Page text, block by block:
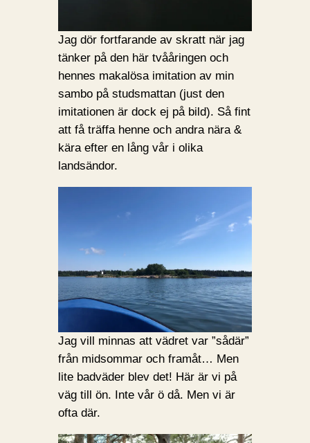
Jag dör fortfarande av skratt när jag
tänker på den här tvååringen och
hennes makalösa imitation av min
sambo på studsmattan (just den
imitationen är dock ej på bild). Så fint
att få träffa henne och andra nära &
kära efter en lång vår i olika
landsändor.
Jag vill minnas att vädret var ”sådär”
från midsommar och framåt… Men
lite badväder blev det! Här är vi på
väg till ön. Inte vår ö då. Men vi är
ofta där.